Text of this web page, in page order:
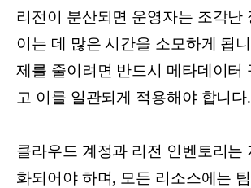
리전이 분산되면 운영자는 조각난
이는 데 많은 시간을 소모하게 됩
제를 줄이려면 반드시 메타데이터
고 이를 일관되게 적용해야 합니다.
클라우드 계정과 리전 인벤토리는
화되어야 하며, 모든 리소스에는 팀